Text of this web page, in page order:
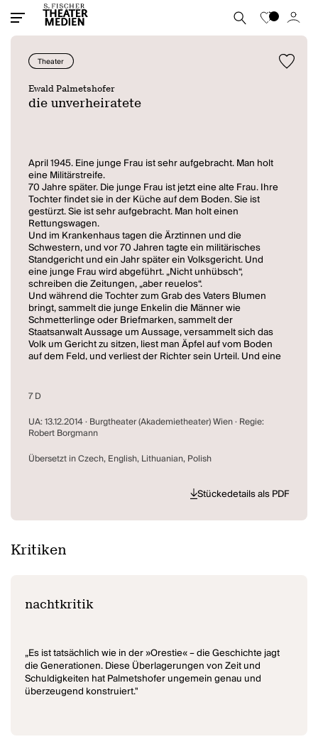
Theater
Ewald Palmetshofer
die unverheiratete
April 1945. Eine junge Frau ist sehr aufgebracht. Man holt
eine Militärstreife.
70 Jahre später. Die junge Frau ist jetzt eine alte Frau. Ihre
Tochter findet sie in der Küche auf dem Boden. Sie ist
gestürzt. Sie ist sehr aufgebracht. Man holt einen
Rettungswagen.
Und im Krankenhaus tagen die Ärztinnen und die
Schwestern, und vor 70 Jahren tagte ein militärisches
Standgericht und ein Jahr später ein Volksgericht. Und
eine junge Frau wird abgeführt. „Nicht unhübsch“,
schreiben die Zeitungen, „aber reuelos“.
Und während die Tochter zum Grab des Vaters Blumen
bringt, sammelt die junge Enkelin die Männer wie
Schmetterlinge oder Briefmarken, sammelt der
Staatsanwalt Aussage um Aussage, versammelt sich das
Volk um Gericht zu sitzen, liest man Äpfel auf vom Boden
auf dem Feld, und verliest der Richter sein Urteil. Und eine
Gefängnis und Gericht, Küche, Bett und Krankenhaus
untersucht Palmetshofers Generationendrama mit einer
hochartifiziellen und rhythmischen Sprache das Leben
dreier Frauen. Es ist ein polymorphes Erinnern, eine
Verhandlung, eine Rechtsprechung, und erzählt von der
7 D
UA: 13.12.2014 · Burgtheater (Akademietheater) Wien · Regie:
Robert Borgmann
Übersetzt in Czech, English, Lithuanian, Polish
Stückedetails als PDF
Kritiken
nachtkritik
„Es ist tatsächlich wie in der »Orestie« – die Geschichte jagt
die Generationen. Diese Überlagerungen von Zeit und
Schuldigkeiten hat Palmetshofer ungemein genau und
überzeugend konstruiert."